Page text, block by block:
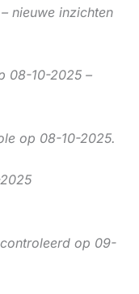
nieuwe inzichten
08-10-2025 –
op 08-10-2025.
op 09-